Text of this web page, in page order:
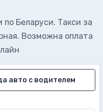
Беларуси. Такси за
Возможна оплата
авто с водителем